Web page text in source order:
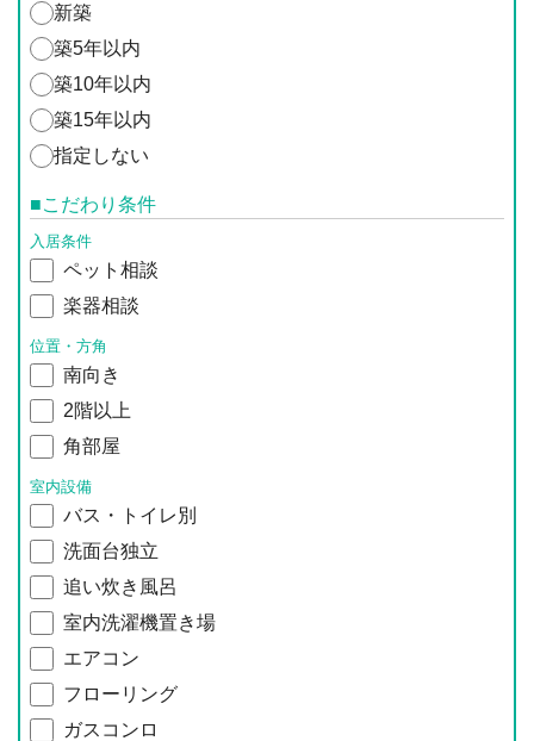
新築
築5年以内
築10年以内
築15年以内
指定しない
■こだわり条件
入居条件
ペット相談
楽器相談
位置・方角
南向き
2階以上
角部屋
室内設備
バス・トイレ別
洗面台独立
追い炊き風呂
室内洗濯機置き場
エアコン
フローリング
ガスコンロ